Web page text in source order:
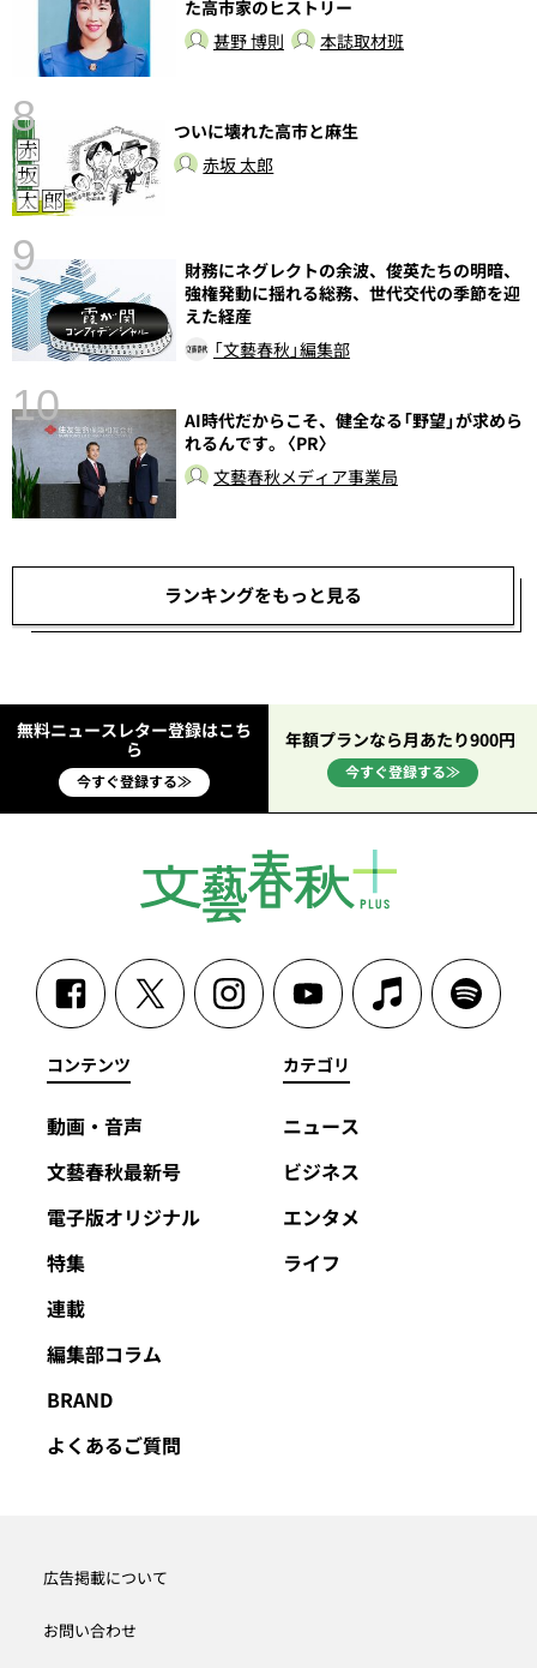
た高市家のヒストリー
甚野 博則
本誌取材班
8
ついに壊れた高市と麻生
赤坂 太郎
9
財務にネグレクトの余波、俊英たちの明暗、
強権発動に揺れる総務、世代交代の季節を迎
えた経産
「文藝春秋」編集部
10
AI時代だからこそ、健全なる「野望」が求めら
れるんです。〈PR〉
文藝春秋メディア事業局
ランキングをもっと見る
無料ニュースレター登録はこち
ら
今すぐ登録する≫
年額プランなら月あたり900円
今すぐ登録する≫
コンテンツ
動画・音声
文藝春秋最新号
電子版オリジナル
特集
連載
編集部コラム
BRAND
よくあるご質問
カテゴリ
ニュース
ビジネス
エンタメ
ライフ
広告掲載について
お問い合わせ